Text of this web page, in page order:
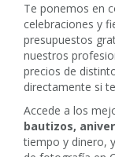
Te ponemos en
celebraciones y
presupuestos
nuestros
precios de
directamente si
Accede a los
bautizos,
tiempo y dinero,